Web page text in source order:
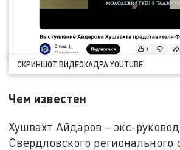
СКРИНШОТ ВИДЕОКАДРА YOUTUBE
Чем известен
Хушвахт Айдаров – экс-
Свердловского регионального